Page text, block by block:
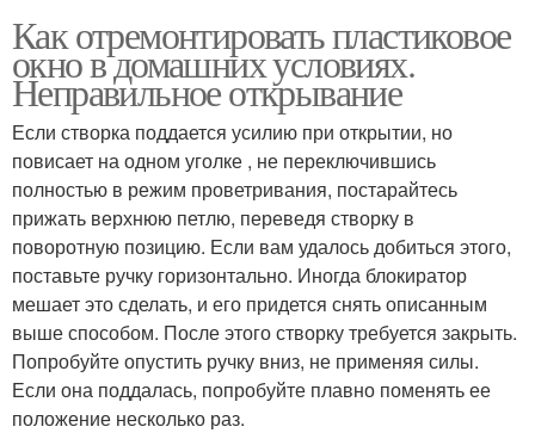
Как отремонтировать пластиковое
окно в домашних условиях.
Неправильное открывание
Если створка поддается усилию при открытии, но
повисает на одном уголке , не переключившись
полностью в режим проветривания, постарайтесь
прижать верхнюю петлю, переведя створку в
поворотную позицию. Если вам удалось добиться этого,
поставьте ручку горизонтально. Иногда блокиратор
мешает это сделать, и его придется снять описанным
выше способом. После этого створку требуется закрыть.
Попробуйте опустить ручку вниз, не применяя силы.
Если она поддалась, попробуйте плавно поменять ее
положение несколько раз.